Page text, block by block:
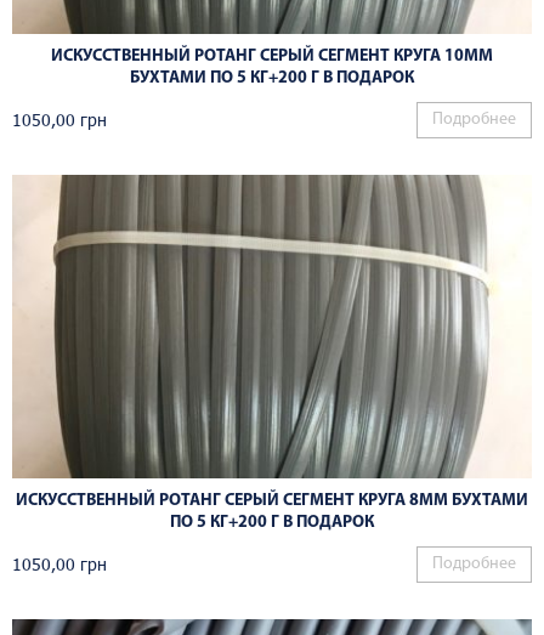
ИСКУССТВЕННЫЙ РОТАНГ СЕРЫЙ СЕГМЕНТ КРУГА 10ММ
БУХТАМИ ПО 5 КГ+200 Г В ПОДАРОК
1050,00 грн Подробнее
ИСКУССТВЕННЫЙ РОТАНГ СЕРЫЙ СЕГМЕНТ КРУГА 8ММ БУХТАМИ
ПО 5 КГ+200 Г В ПОДАРОК
1050,00 грн Подробнее